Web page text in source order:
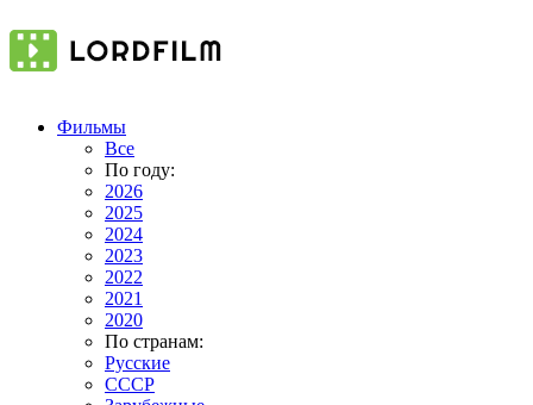
Фильмы
Все
По году:
2026
2025
2024
2023
2022
2021
2020
По странам:
Русские
СССР